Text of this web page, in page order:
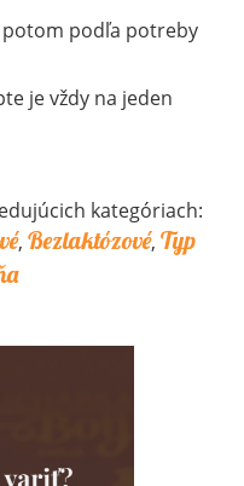
potom podľa potreby
je vždy na jeden
kategóriach:
, Bezlaktózové, Typ